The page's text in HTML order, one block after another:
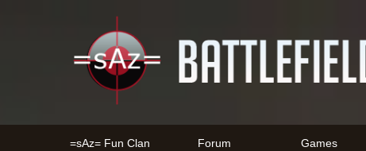
=sAz= Fun Clan Forum Games